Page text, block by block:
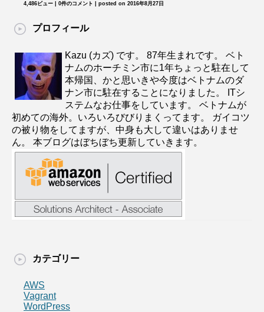
4,486ビュー 0件のコメント posted on 2016年8月27日
プロフィール
Kazu (カズ) です。 87年生まれです。 ベト
ナムのホーチミン市に1年ちょっと駐在して
本帰国、かと思いきや今度はベトナムのダ
ナン市に駐在することになりました。 ITシ
ステムなお仕事をしています。 ベトナムが
初めての海外。いろいろびびりまくってます。 ガイコツ
の被り物をしてますが、中身も大して違いはありませ
ん。 本ブログはぼちぼち更新していきます。
カテゴリー
AWS
Vagrant
WordPress